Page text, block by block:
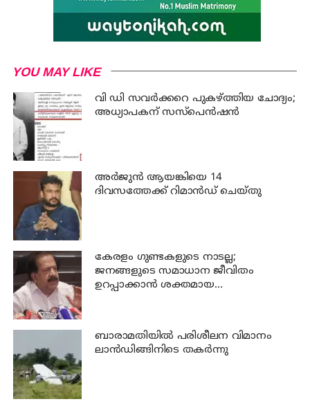
YOU MAY LIKE
വി ഡി സവര്‍ക്കറെ പുകഴ്ത്തിയ ചോദ്യം;
അധ്യാപകന് സസ്പെന്‍ഷന്‍
അര്‍ജുന്‍ ആയങ്കിയെ 14
ദിവസത്തേക്ക് റിമാൻഡ് ചെയ്തു
കേരളം ഗുണ്ടകളുടെ നാടല്ല;
ജനങ്ങളുടെ സമാധാന ജീവിതം
ഉറപ്പാക്കാന്‍ ശക്തമായ
ബാരാമതിയില്‍ പരിശീലന വിമാനം
ലാന്‍ഡിങ്ങിനിടെ തകര്‍ന്നു